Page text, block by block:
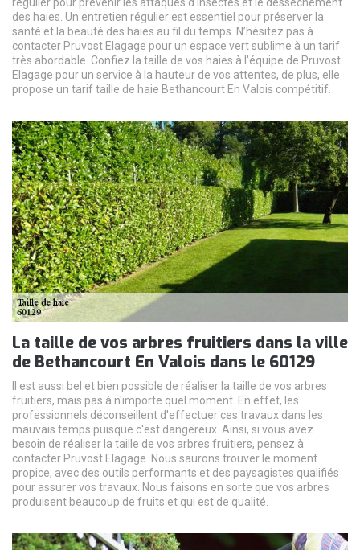
des haies. Un entretien régulier est essentiel pour préserver la
santé et la beauté des haies au fil du temps. N’hésitez pas à
contacter Pruvost Elagage pour un espace vert sublime à un tarif
très abordable. Confiez la taille de vos haies à l'équipe de Pruvost
Elagage pour un service à la hauteur de vos attentes, de plus, elle
propose un tarif taille de haie Bethancourt En Valois compétitif.
La taille de vos arbres fruitiers dans la ville
de Bethancourt En Valois dans le 60129
Il est aussi bel et bien possible de réaliser la taille de vos arbres
fruitiers, mais pas à n'importe quel moment. En effet, les
professionnels déconseillent d'effectuer ces travaux dans les
mauvais temps puisque c'est dangereux. Ainsi, si vous avez
besoin de réaliser la taille de vos arbres fruitiers, pensez à
contacter Pruvost Elagage. Nous saurons trouver le moment
propice, avec des outils performants et des paysagistes qualifiés
pour assurer vos travaux. Nous faisons en sorte que vos arbres
produisent beaucoup de fruits et qui est de qualité.